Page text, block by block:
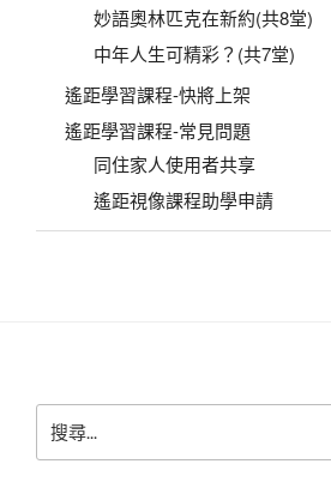
妙語奧林匹克在新約(共8堂)
中年人生可精彩？(共7堂)
遙距學習課程-快將上架
遙距學習課程-常見問題
同住家人使用者共享
遙距視像課程助學申請
尋